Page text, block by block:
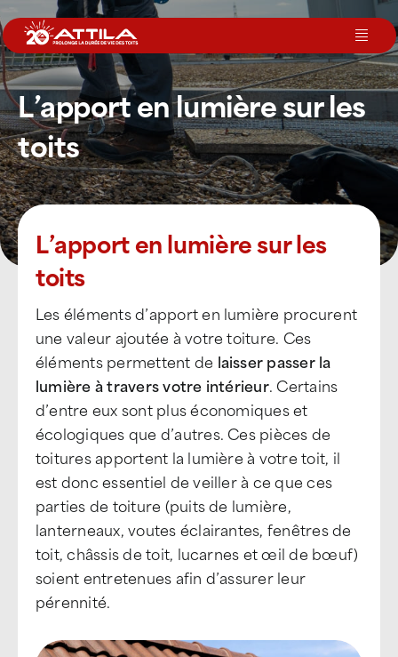
au
contenu
Le groupe
Nos services
Nos agences
Votre toit
Rejoignez-nous
Devenir Franchisé
L’apport en lumière sur les
toits
L’apport en lumière sur les
toits
Les éléments d’apport en lumière procurent
une valeur ajoutée à votre toiture. Ces
éléments permettent de laisser passer la
lumière à travers votre intérieur. Certains
d’entre eux sont plus économiques et
écologiques que d’autres. Ces pièces de
toitures apportent la lumière à votre toit, il
est donc essentiel de veiller à ce que ces
parties de toiture (puits de lumière,
lanterneaux, voutes éclairantes, fenêtres de
toit, châssis de toit, lucarnes et œil de bœuf)
soient entretenues afin d’assurer leur
pérennité.